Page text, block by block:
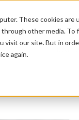
These cookies
other media.
visit our site. But in
again.